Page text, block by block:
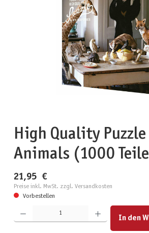
High Quality
Animals (1000
21,95 €
Preise inkl. MwSt. zzgl. Versandkosten
Vorbestellen
Produkt Anzahl: Gib den gewünschten Wert ein oder benutze
In den